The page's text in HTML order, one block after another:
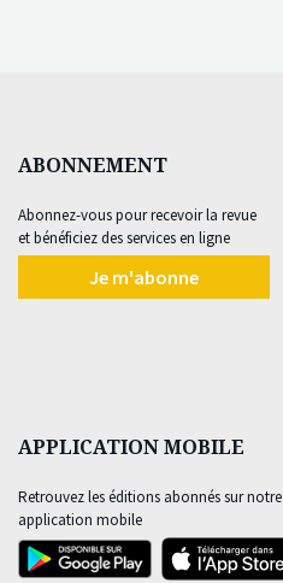
ABONNEMENT
Abonnez-vous pour recevoir la revue
et bénéficiez des services en ligne
Je m'abonne
APPLICATION MOBILE
Retrouvez les éditions abonnés sur notre
application mobile